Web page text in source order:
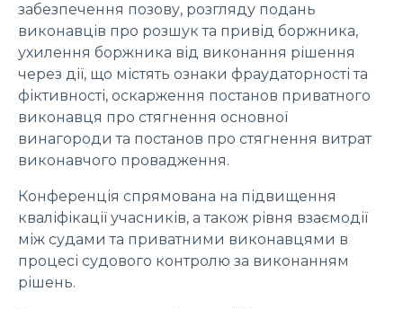
забезпечення позову, розгляду подань
виконавців про розшук та привід боржника,
ухилення боржника від виконання рішення
через дії, що містять ознаки фраудаторності та
фіктивності, оскарження постанов приватного
виконавця про стягнення основної
винагороди та постанов про стягнення витрат
виконавчого провадження.
Конференція спрямована на підвищення
кваліфікації учасників, а також рівня взаємодії
між судами та приватними виконавцями в
процесі судового контролю за виконанням
рішень.